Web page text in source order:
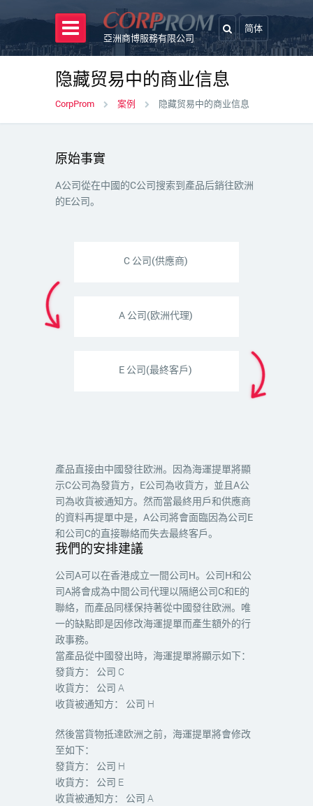
亞洲商博服務有限公司
简体
隐藏贸易中的商业信息
CorpProm 案例 隐藏贸易中的商业信息
原始事實
A公司從在中國的C公司搜索到產品后銷往欧洲
的E公司。
С 公司(供應商)
A 公司(欧洲代理)
E 公司(最終客戶)
產品直接由中國發往欧洲。因為海運提單將顯
示C公司為發貨方，E公司為收貨方，並且A公
司為收貨被通知方。然而當最終用戶和供應商
的資料再提單中是，A公司將會面臨因為公司E
和公司C的直接聯絡而失去最終客戶。
我們的安排建議
公司A可以在香港成立一間公司H。公司H和公
司A將會成為中間公司代理以隔絕公司C和E的
聯絡，而產品同樣保持著從中國發往欧洲。唯
一的缺點即是因修改海運提單而產生額外的行
政事務。
當產品從中國發出時，海運提單將顯示如下：
發貨方： 公司 C
收貨方： 公司 A
收貨被通知方： 公司 H
然後當貨物抵達欧洲之前，海運提單將會修改
至如下：
發貨方： 公司 H
收貨方： 公司 E
收貨被通知方： 公司 A